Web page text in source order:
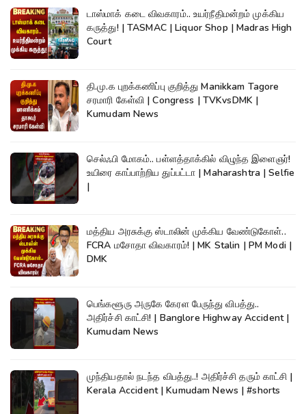
டாஸ்மாக் கடை விவகாரம்.. உயர்நீதிமன்றம் முக்கிய
கருத்து! | TASMAC | Liquor Shop | Madras High
Court
தி.மு.க புறக்கணிப்பு குறித்து Manikkam Tagore
சரமாரி கேள்வி | Congress | TVKvsDMK |
Kumudam News
செல்ஃபி மோகம்.. பள்ளத்தாக்கில் விழுந்த இளைஞர்!
உயிரை காப்பாற்றிய துப்பட்டா | Maharashtra | Selfie
|
மத்திய அரசுக்கு ஸ்டாலின் முக்கிய வேண்டுகோள்..
FCRA மசோதா விவகாரம்! | MK Stalin | PM Modi |
DMK
பெங்களூரு அருகே கேரள பேருந்து விபத்து..
அதிர்ச்சி காட்சி! | Banglore Highway Accident |
Kumudam News
முந்தியதால் நடந்த விபத்து..! அதிர்ச்சி தரும் காட்சி |
Kerala Accident | Kumudam News | #shorts